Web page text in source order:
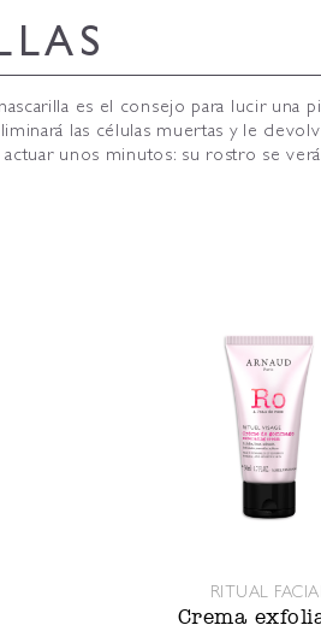
es el consejo para lucir una
las células muertas y le
unos minutos: su rostro se
RITUAL
Crema